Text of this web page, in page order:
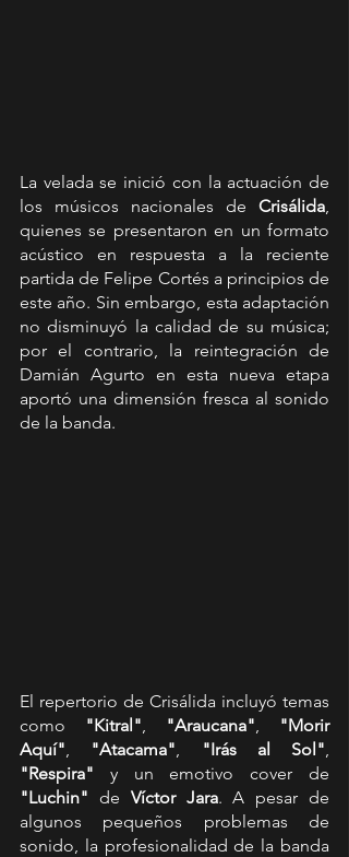
La velada se inició con la actuación de
los músicos nacionales de Crisálida
quienes se presentaron en un formato
acústico en respuesta a la reciente
partida de Felipe Cortés a principios de
este año. Sin embargo, esta adaptación
no disminuyó la calidad de su música;
por el contrario, la reintegración de
Damián Agurto en esta nueva etapa
aportó una dimensión fresca al sonido
de la banda.
El repertorio de Crisálida incluyó temas
como
"Kitral", "Araucana",
"Morir
Aquí", "Atacama", "Irás al Sol"
"Respira"
"Luchin" de Víctor Jara. A pesar de
algunos pequeños problemas de
sonido, la profesionalidad de la banda